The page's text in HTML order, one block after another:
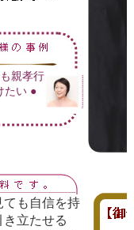
親孝行
たい ●
ても自信を持
立たせる